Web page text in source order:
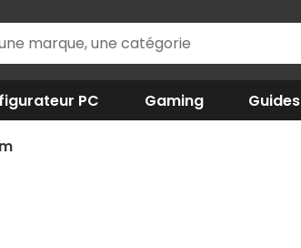
PC Gaming Guides